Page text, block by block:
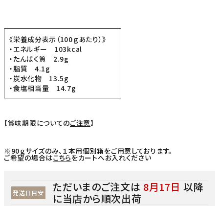
《栄養成分表示（100ｇあたり）》
・エネルギー 103kcal
・たんぱく質 2.9g
・脂質 4.1g
・炭水化物 13.5g
・食塩相当量 14.7g
【賞味期限についてのご注意】
※90ｇサイズのみ、１本用個別箱をご用意しております。
ご希望の場合はこちらをカートへお入れください
発送日目安 ただいまのご注文は 8月17日 以降
に当店から順次出荷